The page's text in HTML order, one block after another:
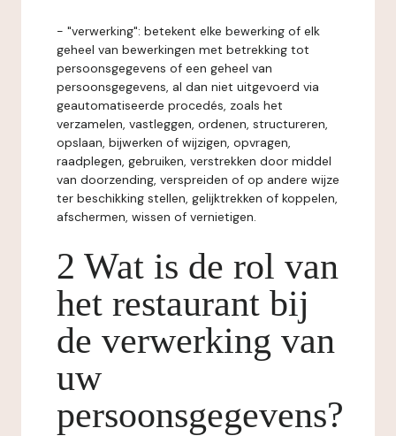
- "verwerking": betekent elke bewerking of elk
geheel van bewerkingen met betrekking tot
persoonsgegevens of een geheel van
persoonsgegevens, al dan niet uitgevoerd via
geautomatiseerde procedés, zoals het
verzamelen, vastleggen, ordenen, structureren,
opslaan, bijwerken of wijzigen, opvragen,
raadplegen, gebruiken, verstrekken door middel
van doorzending, verspreiden of op andere wijze
ter beschikking stellen, gelijktrekken of koppelen,
afschermen, wissen of vernietigen.
2 Wat is de rol van
het restaurant bij
de verwerking van
uw
persoonsgegevens?